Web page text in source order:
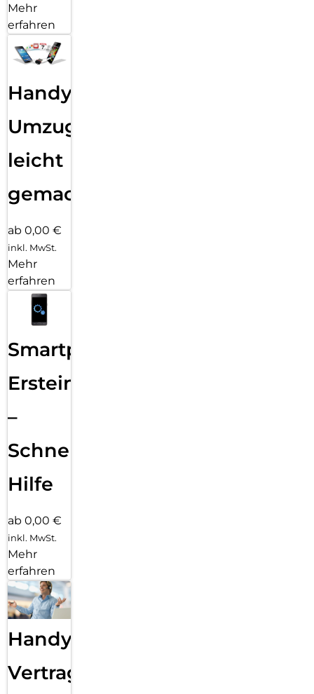
Mehr
erfahren
Handy
Umzug
leicht
gemacht!
ab 0,00 €
inkl. MwSt.
Mehr
erfahren
Smartphone
Ersteinrichtung
–
Schnelle
Hilfe
ab 0,00 €
inkl. MwSt.
Mehr
erfahren
Handy
Vertragsabwicklung